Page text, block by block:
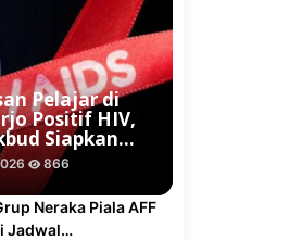
Pelajar di
Positif HIV,
Siapkan…
866
Neraka Piala AFF
Jadwal…